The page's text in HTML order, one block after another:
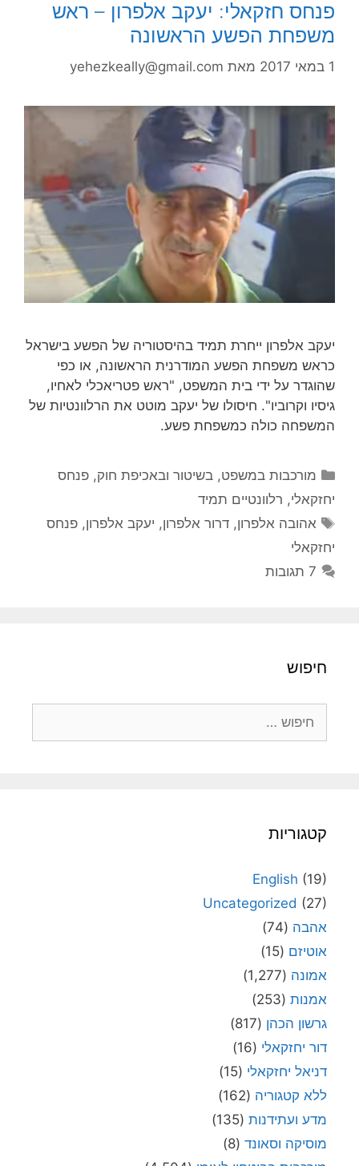
פנחס חזקאלי: יעקב אלפרון – ראש
משפחת הפשע הראשונה
1 במאי 2017 מאת yehezkeally@gmail.com
יעקב אלפרון ייחרת תמיד בהיסטוריה של הפשע בישראל
כראש משפחת הפשע המודרנית הראשונה, או כפי
שהוגדר על ידי בית המשפט, "ראש פטריאכלי לאחיו,
גיסיו וקרוביו". חיסולו של יעקב מוטט את הרלוונטיות של
המשפחה כולה כמשפחת פשע.
קטגוריות
מורכבות במשפט, בשיטור ובאכיפת חוק,פנחס
יחזקאלי, רלוונטיים תמיד
תגיות
אהובה אלפרון,דרור אלפרון, יעקב אלפרון,פנחס
יחזקאלי
7 תגובות
חיפוש
קטגוריות
English (19)
Uncategorized (27)
אהבה (74)
אוטיזם (15)
אמונה (1,277)
אמנות (253)
גרשון הכהן (817)
דור יחזקאלי (16)
דניאל יחזקאלי (15)
ללא קטגוריה (162)
מדע ועתידנות (135)
מוסיקה וסאונד (8)